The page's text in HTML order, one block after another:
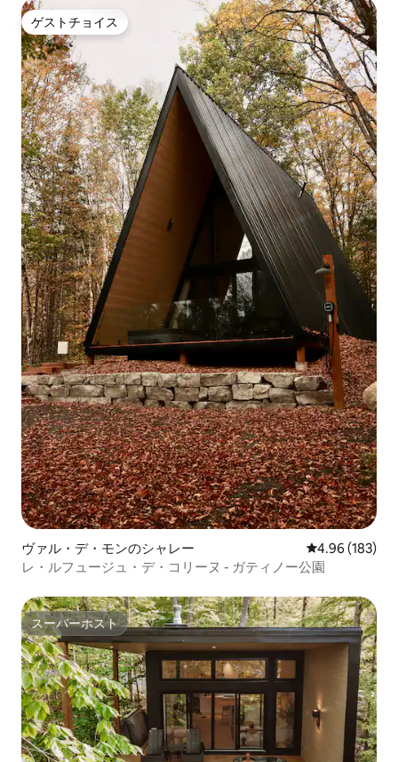
ゲストチョイス
ゲストチョイス
ヴァル・デ・モンのシャレー レビュー183
4.96 (183)
レ・ルフュージュ・デ・コリーヌ - ガティノー公園
スーパーホスト
スーパーホスト